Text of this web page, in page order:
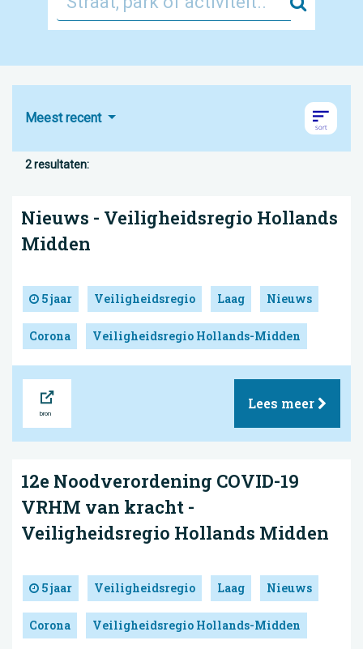
Meest recent
2 resultaten:
Nieuws - Veiligheidsregio Hollands
Midden
5 jaar Veiligheidsregio Laag Nieuws
Corona Veiligheidsregio Hollands-Midden
Lees meer
12e Noodverordening COVID-19
VRHM van kracht -
Veiligheidsregio Hollands Midden
5 jaar Veiligheidsregio Laag Nieuws
Corona Veiligheidsregio Hollands-Midden